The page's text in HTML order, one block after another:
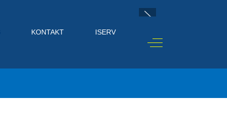
KONTAKT ISERV
Off-Canvas Toggle